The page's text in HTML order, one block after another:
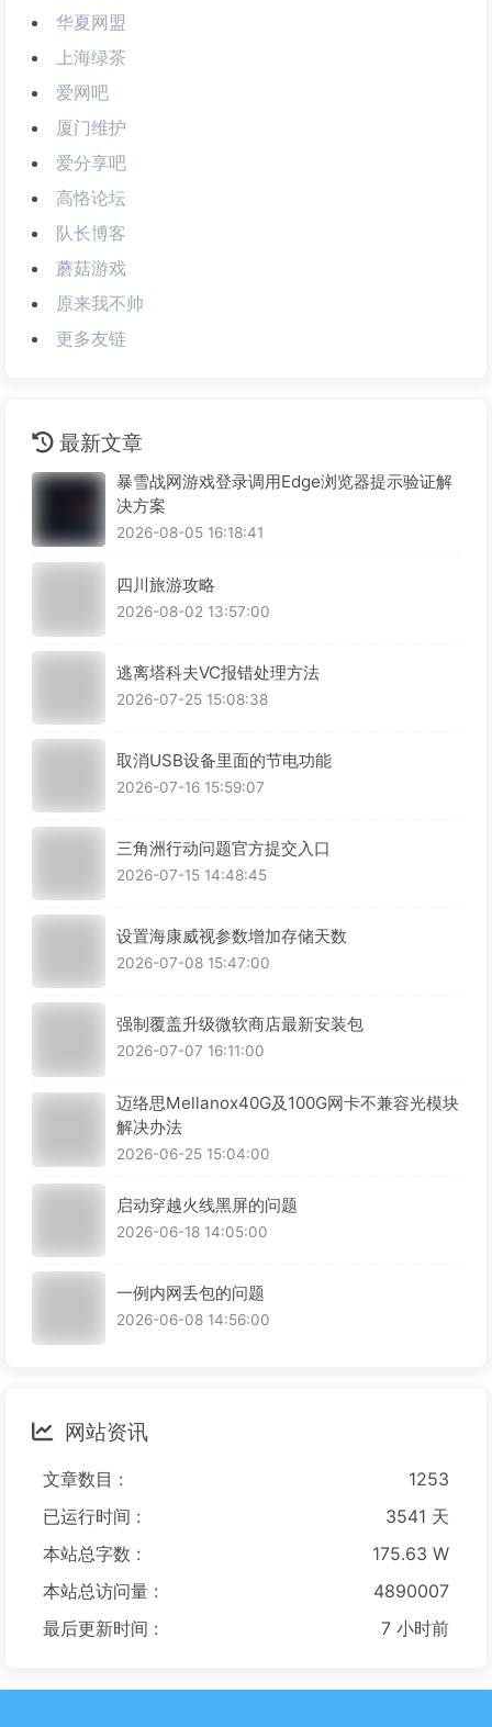
华夏网盟
上海绿茶
爱网吧
厦门维护
爱分享吧
高恪论坛
队长博客
蘑菇游戏
原来我不帅
更多友链
最新文章
暴雪战网游戏登录调用Edge浏览器提示验证解
决方案
2026-08-05 16:18:41
四川旅游攻略
2026-08-02 13:57:00
逃离塔科夫VC报错处理方法
2026-07-25 15:08:38
取消USB设备里面的节电功能
2026-07-16 15:59:07
三角洲行动问题官方提交入口
2026-07-15 14:48:45
设置海康威视参数增加存储天数
2026-07-08 15:47:00
强制覆盖升级微软商店最新安装包
2026-07-07 16:11:00
迈络思Mellanox40G及100G网卡不兼容光模块
解决办法
2026-06-25 15:04:00
启动穿越火线黑屏的问题
2026-06-18 14:05:00
一例内网丢包的问题
2026-06-08 14:56:00
网站资讯
文章数目 :
1253
已运行时间 :
3541 天
本站总字数 :
175.63 W
本站总访问量 :
4890007
最后更新时间 :
7 小时前